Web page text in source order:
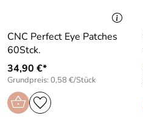
CNC Perfect Eye Patches
60Stck.
34,90 €*
Grundpreis: 0,58 €/Stück